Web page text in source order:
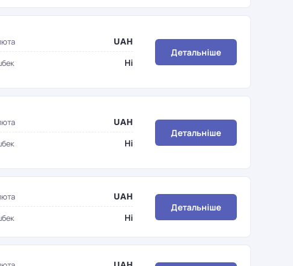
UAH
Ні
Детальніше
UAH
Ні
Детальніше
UAH
Ні
Детальніше